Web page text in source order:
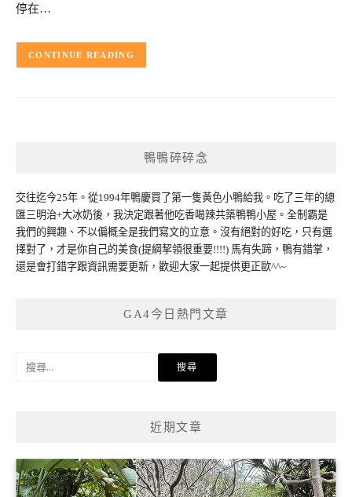
停在…
CONTINUE READING
鴨鴨碎碎念
交往迄今25年。從1994年鴨慶買了第一隻黃色小鴨給我。吃了三年的總
匯三明治+大冰奶後，我決定跟著他吃香喝辣共築鴨鴨小屋。全制霸是
我們的興趣、不以偏概全是我們寫文的立意。沒有絕對的好吃，只有選
擇對了，才是你自己的美食(提綱挈領很重要!!!!) 馬有失蹄，鴨有錯掌，
還是會打錯字跟資訊需要更新，歡迎大家一起提供更正歐^^~
GA4今日熱門文章
近期文章